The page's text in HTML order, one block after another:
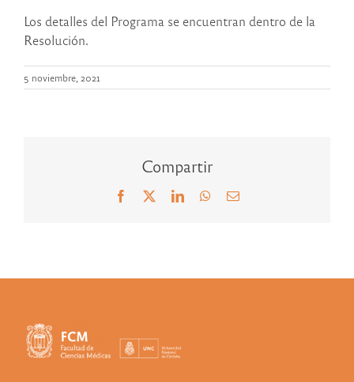
Los detalles del Programa se encuentran dentro de la
Resolución.
5 noviembre, 2021
Compartir
Facebook LinkedInWhatsApp
Correo